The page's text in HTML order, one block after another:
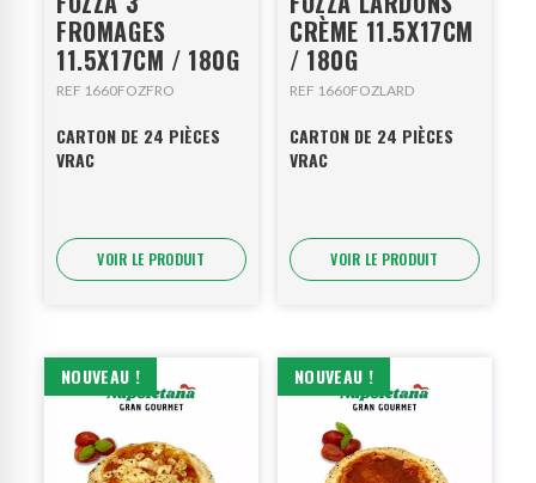
FROMAGES
11.5X17CM / 180G
REF 1660FOZFRO
CARTON DE 24 PIÈCES
VRAC
VOIR LE PRODUIT
CRÈME 11.5X17CM
/ 180G
REF 1660FOZLARD
CARTON DE 24 PIÈCES
VRAC
VOIR LE PRODUIT
NOUVEAU ! NOUVEAU !